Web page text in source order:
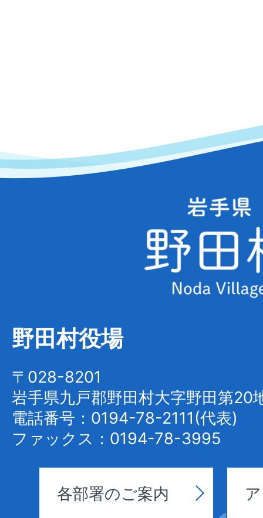
村
Noda
Village
野田村役場
〒028-8201
岩手県九戸郡野田村大字野田第20
電話番号：0194-78-2111(代表)
ファックス：0194-78-3995
各部署のご案内